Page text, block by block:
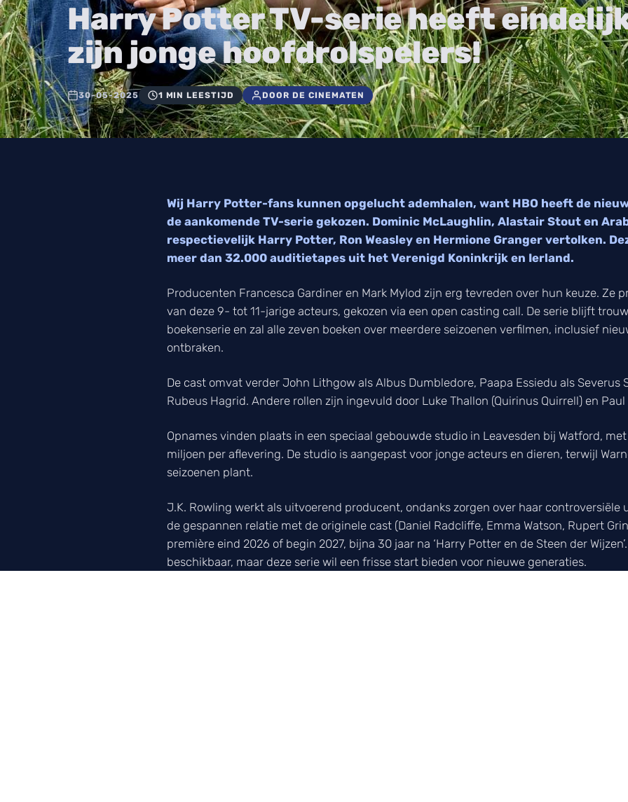
Harry Potter TV-serie heeft
zijn jonge hoofdrolspelers!
30-05-2025 1 MIN LEESTIJD DOOR DE CINEMATEN
Wij Harry Potter-fans kunnen opgelucht ademhalen, want HBO heeft de
de aankomende TV-serie gekozen. Dominic McLaughlin, Alastair Stout en
respectievelijk Harry Potter, Ron Weasley en Hermione Granger vertolken.
meer dan 32.000 auditietapes uit het Verenigd Koninkrijk en Ierland.
Producenten Francesca Gardiner en Mark Mylod zijn erg tevreden over hun keuze. Ze
van deze 9- tot 11-jarige acteurs, gekozen via een open casting call. De serie blijft
boekenserie en zal alle zeven boeken over meerdere seizoenen verfilmen, inclusief
ontbraken.
De cast omvat verder John Lithgow als Albus Dumbledore, Paapa Essiedu als Severus
Rubeus Hagrid. Andere rollen zijn ingevuld door Luke Thallon (Quirinus Quirrell) en
Opnames vinden plaats in een speciaal gebouwde studio in Leavesden bij Watford,
miljoen per aflevering. De studio is aangepast voor jonge acteurs en dieren, terwijl
seizoenen plant.
J.K. Rowling werkt als uitvoerend producent, ondanks zorgen over haar controversiële
de gespannen relatie met de originele cast (Daniel Radcliffe, Emma Watson, Rupert
première eind 2026 of begin 2027, bijna 30 jaar na ‘Harry Potter en de Steen der
beschikbaar, maar deze serie wil een frisse start bieden voor nieuwe generaties.